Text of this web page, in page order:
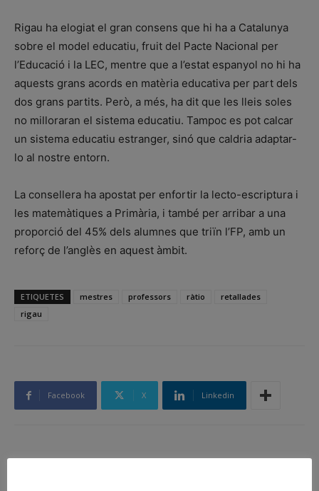
Rigau ha elogiat el gran consens que hi ha a Catalunya
sobre el model educatiu, fruit del Pacte Nacional per
l’Educació i la LEC, mentre que a l’estat espanyol no hi ha
aquests grans acords en matèria educativa per part dels
dos grans partits. Però, a més, ha dit que les lleis soles
no milloraran el sistema educatiu. Tampoc es pot calcar
un sistema educatiu estranger, sinó que caldria adaptar-
lo al nostre entorn.
La consellera ha apostat per enfortir la lecto-escriptura i
les matemàtiques a Primària, i també per arribar a una
proporció del 45% dels alumnes que triïn l’FP, amb un
reforç de l’anglès en aquest àmbit.
ETIQUETES mestres professors ràtio
retallades
rigau
Facebook X Linkedin